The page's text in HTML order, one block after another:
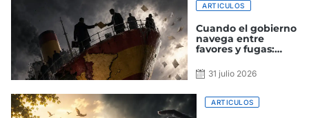
ARTICULOS
Cuando el gobierno
navega entre
favores y fugas:
de escora
31 julio 2026
ARTICULOS